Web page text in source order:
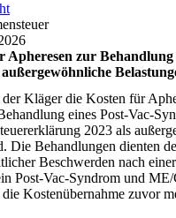
zur Behandlung
Kläger die Kosten für
eines Post-Vac-
2023 als
Die Behandlungen dienten
Beschwerden nach einer
Post-Vac-Syndrom und
Kostenübernahme zuvor